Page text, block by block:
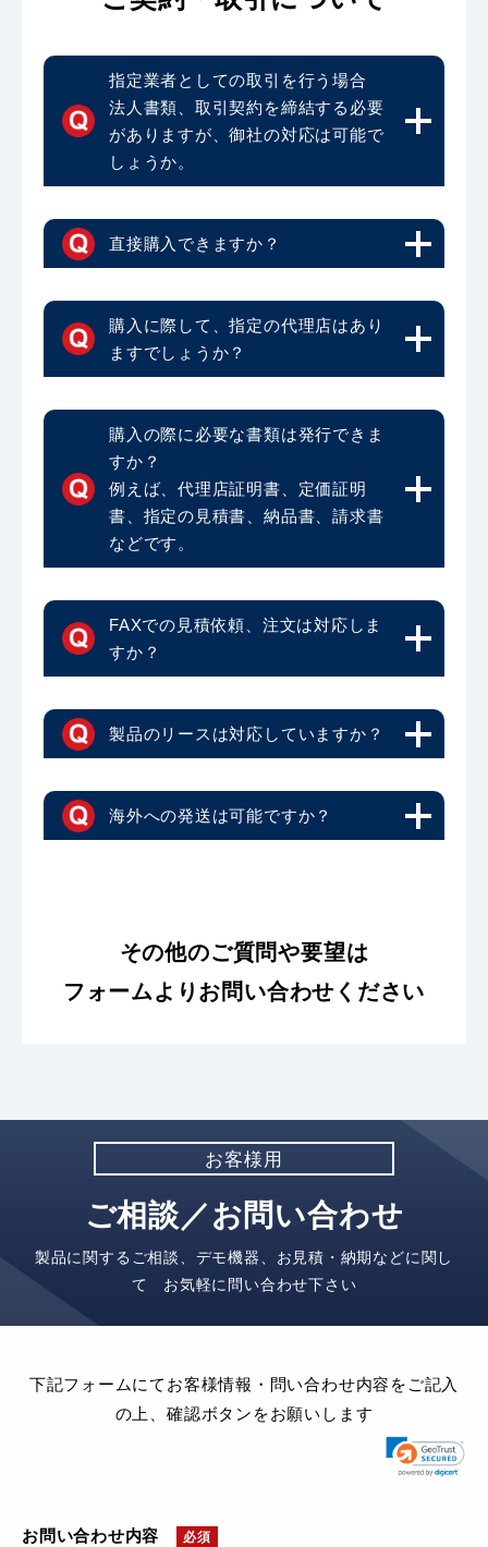
指定業者としての取引を行う場合
法人書類、取引契約を締結する必要
がありますが、御社の対応は可能で
しょうか。
直接購入できますか？
購入に際して、指定の代理店はあり
ますでしょうか？
購入の際に必要な書類は発行できま
すか？
例えば、代理店証明書、定価証明
書、指定の見積書、納品書、請求書
などです。
FAXでの見積依頼、注文は対応しま
すか？
製品のリースは対応していますか？
海外への発送は可能ですか？
その他のご質問や要望は
フォームよりお問い合わせください
お客様用
ご相談／お問い合わせ
製品に関するご相談、デモ機器、お見積・納期などに関し
て お気軽に問い合わせ下さい
下記フォームにてお客様情報・問い合わせ内容をご記入
の上、確認ボタンをお願いします
お問い合わせ内容 必須